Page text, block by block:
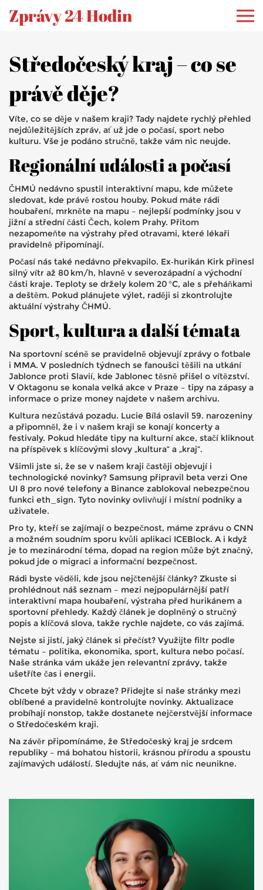
Zprávy 24 Hodin
Středočeský kraj – co se
právě děje?
Víte, co se děje v našem kraji? Tady najdete rychlý přehled
nejdůležitějších zpráv, ať už jde o počasí, sport nebo
kulturu. Vše je podáno stručně, takže vám nic neujde.
Regionální události a počasí
ČHMÚ nedávno spustil interaktivní mapu, kde můžete
sledovat, kde právě rostou houby. Pokud máte rádi
houbaření, mrkněte na mapu – nejlepší podmínky jsou v
jižní a střední části Čech, kolem Prahy. Přitom
nezapomeňte na výstrahy před otravami, které lékaři
pravidelně připomínají.
Počasí nás také nedávno překvapilo. Ex‑hurikán Kirk přinesl
silný vítr až 80 km/h, hlavně v severozápadní a východní
části kraje. Teploty se držely kolem 20 °C, ale s přeháňkami
a deštěm. Pokud plánujete výlet, raději si zkontrolujte
aktuální výstrahy ČHMÚ.
Sport, kultura a další témata
Na sportovní scéně se pravidelně objevují zprávy o fotbale
i MMA. V posledních týdnech se fanoušci těšili na utkání
Jablonce proti Slavií, kde Jablonec těsně přišel o vítězství.
V Oktagonu se konala velká akce v Praze – tipy na zápasy a
informace o prize money najdete v našem archivu.
Kultura nezůstává pozadu. Lucie Bílá oslavil 59. narozeniny
a připomněl, že i v našem kraji se konají koncerty a
festivaly. Pokud hledáte tipy na kulturní akce, stačí kliknout
na příspěvek s klíčovými slovy „kultura“ a „kraj“.
Všimli jste si, že se v našem kraji častěji objevují i
technologické novinky? Samsung připravil beta verzi One
UI 8 pro nové telefony a Binance zablokoval nebezpečnou
funkci eth_sign. Tyto novinky ovlivňují i místní podniky a
uživatele.
Pro ty, kteří se zajímají o bezpečnost, máme zprávu o CNN
a možném soudním sporu kvůli aplikaci ICEBlock. A i když
je to mezinárodní téma, dopad na region může být značný,
pokud jde o migraci a informační bezpečnost.
Rádi byste věděli, kde jsou nejčtenější články? Zkuste si
prohlédnout náš seznam – mezi nejpopulárnější patří
interaktivní mapa houbaření, výstraha před hurikánem a
sportovní přehledy. Každý článek je doplněný o stručný
popis a klíčová slova, takže rychle najdete, co vás zajímá.
Nejste si jistí, jaký článek si přečíst? Využijte filtr podle
tématu – politika, ekonomika, sport, kultura nebo počasí.
Naše stránka vám ukáže jen relevantní zprávy, takže
ušetříte čas i energii.
Chcete být vždy v obraze? Přidejte si naše stránky mezi
oblíbené a pravidelně kontrolujte novinky. Aktualizace
probíhají nonstop, takže dostanete nejčerstvější informace
o Středočeském kraji.
Na závěr připomínáme, že Středočeský kraj je srdcem
republiky – má bohatou historii, krásnou přírodu a spoustu
zajímavých událostí. Sledujte nás, ať vám nic neunikne.